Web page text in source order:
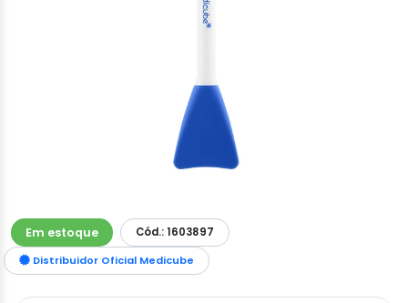
Em estoque
Cód.: 1603897
Distribuidor Oficial Medicube